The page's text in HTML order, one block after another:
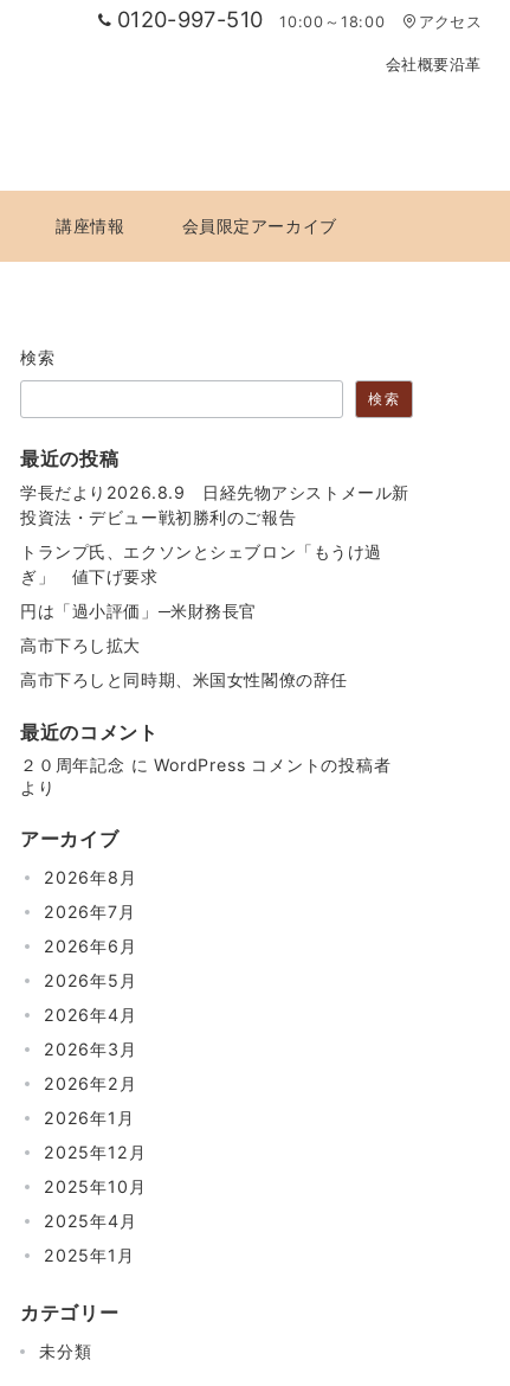
0120-997-510 10:00～18:00 アクセス
会社概要沿革
講座情報 会員限定アーカイブ
検索
検索
最近の投稿
学長だより2026.8.9 日経先物アシストメール新
投資法・デビュー戦初勝利のご報告
トランプ氏、エクソンとシェブロン「もうけ過
ぎ」 値下げ要求
円は「過小評価」─米財務長官
高市下ろし拡大
高市下ろしと同時期、米国女性閣僚の辞任
最近のコメント
２０周年記念 にWordPress コメントの投稿者
より
アーカイブ
2026年8月
2026年7月
2026年6月
2026年5月
2026年4月
2026年3月
2026年2月
2026年1月
2025年12月
2025年10月
2025年4月
2025年1月
カテゴリー
未分類